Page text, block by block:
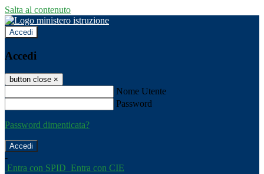
Salta al contenuto
Accedi
Accedi
button close ×
Nome Utente
Password
Password dimenticata?
-
Entra con SPID Entra con CIE